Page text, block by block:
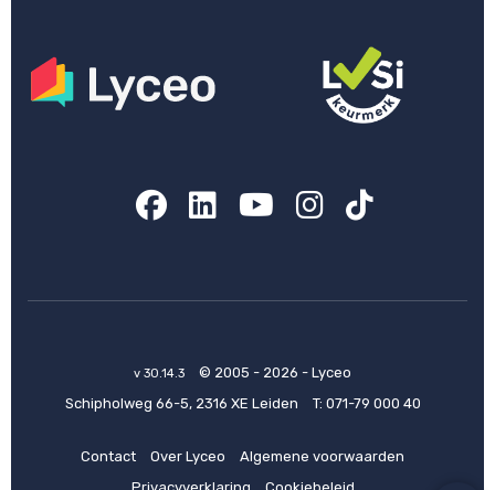
Facebook
LinkedIn
YouTube
Instagram
TikTok
v 30.14.3
© 2005 - 2026 - Lyceo
Schipholweg 66-5, 2316 XE Leiden
T: 071-79 000 40
Contact Over Lyceo
Algemene voorwaarden
Privacyverklaring
Cookiebeleid